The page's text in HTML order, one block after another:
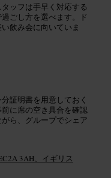
ッフは手早く対応する
ごし方を選べます。ド
飲み会に向いていま
証明書を用意しておく
に席の空き具合を確認
ら、グループでシェア
3AH、イギリス